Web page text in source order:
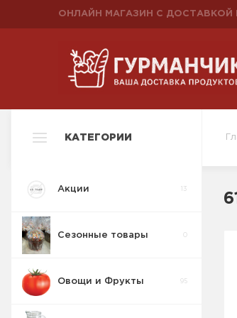
ОНЛАЙН МАГАЗИН С ДОСТАВКОЙ
КАТЕГОРИИ
Акции 13
Сезонные товары
Овощи и Фрукты 95